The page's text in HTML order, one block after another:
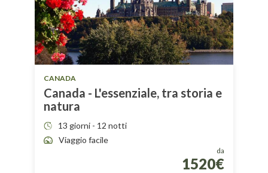
CANADA
Canada - L'essenziale, tra storia e
natura
13 giorni - 12 notti
Viaggio facile
da
1520€